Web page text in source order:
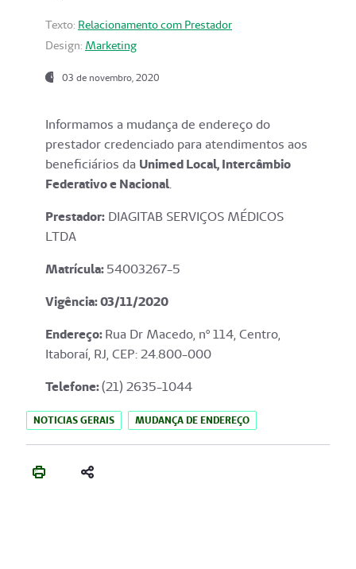
Texto: Relacionamento com Prestador
Design: Marketing
03 de novembro, 2020
Informamos a mudança de endereço do
prestador credenciado para atendimentos aos
beneficiários da Unimed Local, Intercâmbio
Federativo e Nacional.
Prestador: DIAGITAB SERVIÇOS MÉDICOS
LTDA
Matrícula:54003267-5
Vigência: 03/11/2020
Endereço:Rua Dr Macedo, nº 114, Centro,
Itaboraí, RJ, CEP: 24.800-000
Telefone:(21) 2635-1044
NOTICIAS GERAIS MUDANÇA DE ENDEREÇO